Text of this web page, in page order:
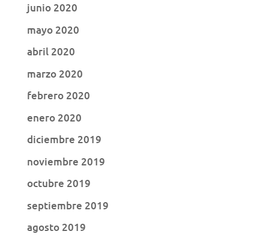
junio 2020
mayo 2020
abril 2020
marzo 2020
febrero 2020
enero 2020
diciembre 2019
noviembre 2019
octubre 2019
septiembre 2019
agosto 2019